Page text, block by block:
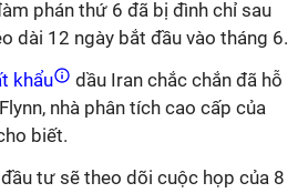
phán thứ 6 đã bị đình chỉ sau
dài 12 ngày bắt đầu vào tháng 6.
khẩu
dầu Iran chắc chắn đã hỗ
nhà phân tích cao cấp của
biết.
tư sẽ theo dõi cuộc họp của 8